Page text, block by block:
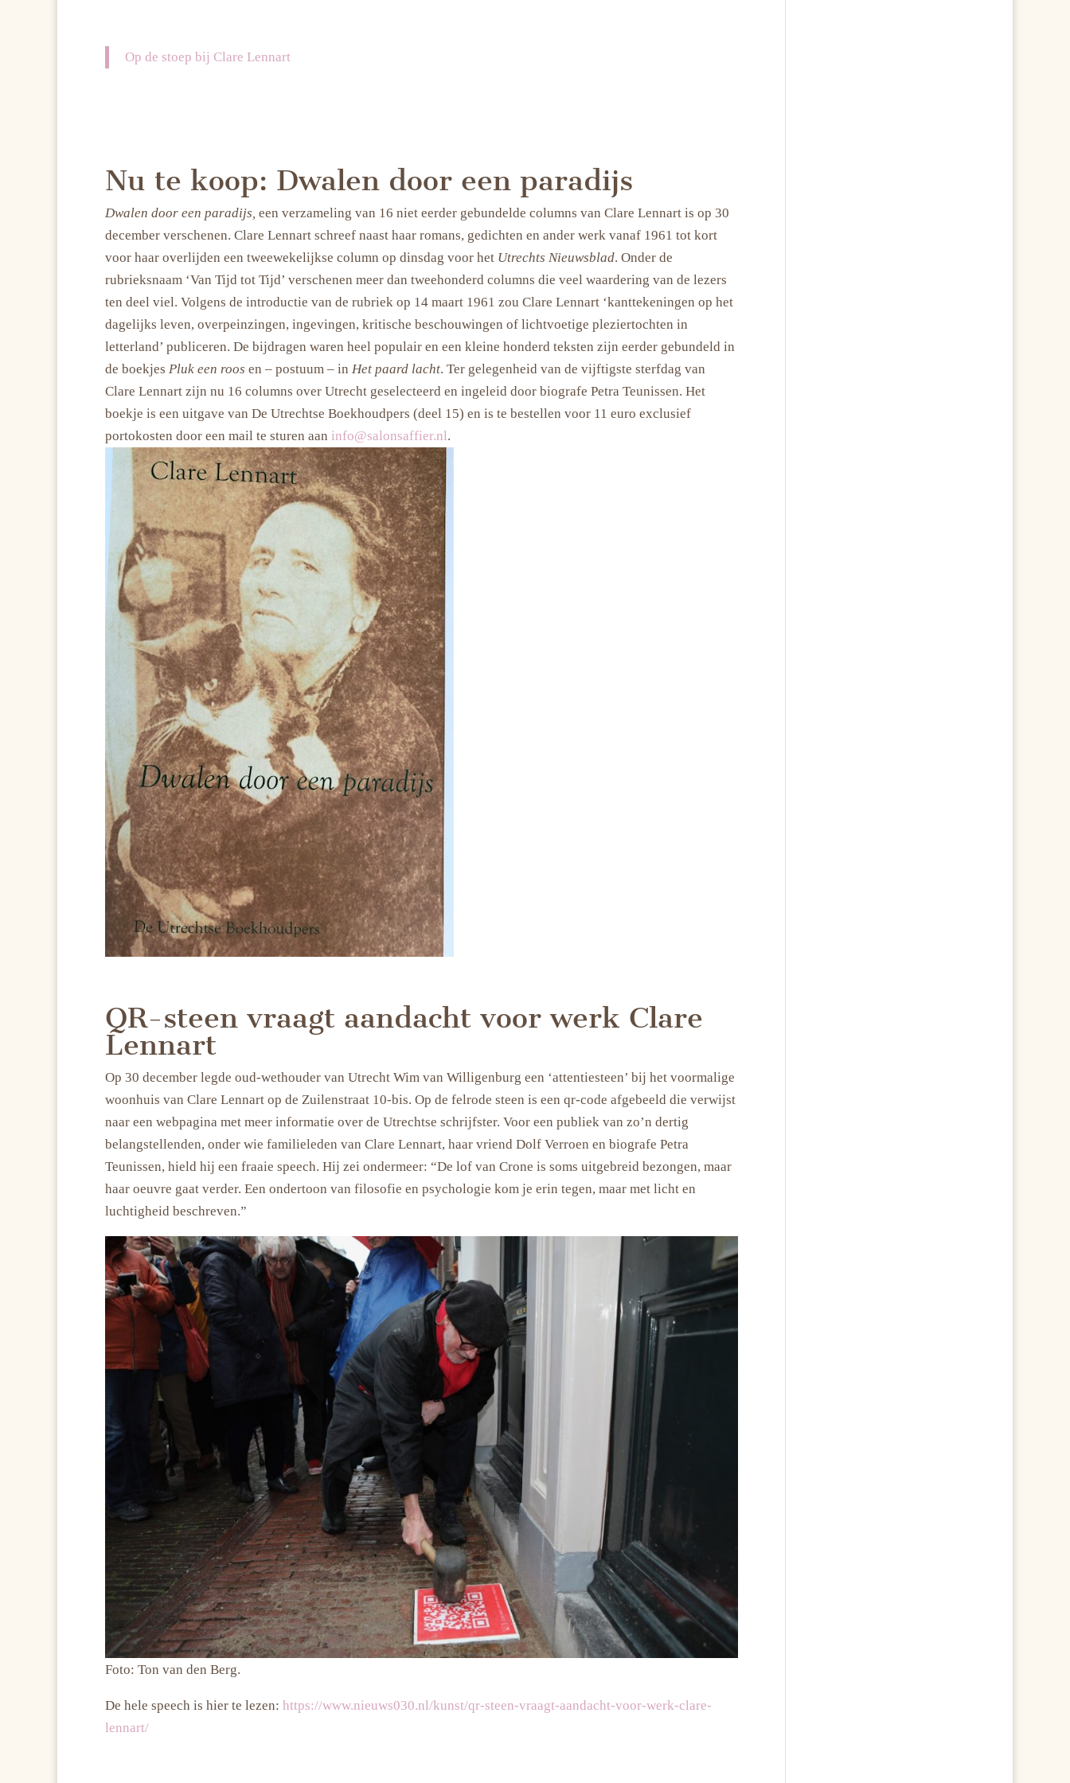
Op de stoep bij Clare Lennart
Nu te koop: Dwalen door een paradijs
Dwalen door een paradijs, een verzameling van 16 niet eerder gebundelde columns van Clare Lennart is op 30
december verschenen. Clare Lennart schreef naast haar romans, gedichten en ander werk vanaf 1961 tot kort
voor haar overlijden een tweewekelijkse column op dinsdag voor het Utrechts Nieuwsblad. Onder de
rubrieksnaam ‘Van Tijd tot Tijd’ verschenen meer dan tweehonderd columns die veel waardering van de lezers
ten deel viel. Volgens de introductie van de rubriek op 14 maart 1961 zou Clare Lennart ‘kanttekeningen op het
dagelijks leven, overpeinzingen, ingevingen, kritische beschouwingen of lichtvoetige pleziertochten in
letterland’ publiceren. De bijdragen waren heel populair en een kleine honderd teksten zijn eerder gebundeld in
de boekjes Pluk een roos en – postuum – in Het paard lacht. Ter gelegenheid van de vijftigste sterfdag van
Clare Lennart zijn nu 16 columns over Utrecht geselecteerd en ingeleid door biografe Petra Teunissen. Het
boekje is een uitgave van De Utrechtse Boekhoudpers (deel 15) en is te bestellen voor 11 euro exclusief
portokosten door een mail te sturen aan info@salonsaffier.nl.
QR-steen vraagt aandacht voor werk Clare
Lennart
Op 30 december legde oud-wethouder van Utrecht Wim van Willigenburg een ‘attentiesteen’ bij het voormalige
woonhuis van Clare Lennart op de Zuilenstraat 10-bis. Op de felrode steen is een qr-code afgebeeld die verwijst
naar een webpagina met meer informatie over de Utrechtse schrijfster. Voor een publiek van zo’n dertig
belangstellenden, onder wie familieleden van Clare Lennart, haar vriend Dolf Verroen en biografe Petra
Teunissen, hield hij een fraaie speech. Hij zei ondermeer: “De lof van Crone is soms uitgebreid bezongen, maar
haar oeuvre gaat verder. Een ondertoon van filosofie en psychologie kom je erin tegen, maar met licht en
luchtigheid beschreven.”
Foto: Ton van den Berg.
De hele speech is hier te lezen: https://www.nieuws030.nl/kunst/qr-steen-vraagt-aandacht-voor-werk-clare-
lennart/